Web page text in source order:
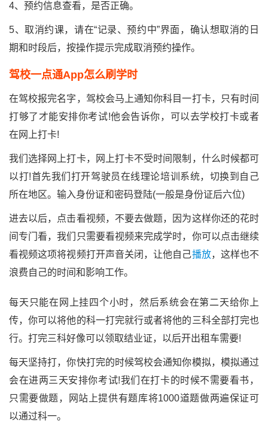
4、预约信息查看，是否正确。
5、取消约课，请在“记录、预约中”界面，确认想取消的日
期和时段后，按操作提示完成取消预约操作。
驾校一点通app怎么刷学时
在驾校报完名字，驾校会马上通知你科目一打卡，只有时间
打够了才能安排你考试!他会告诉你，可以去学校打卡或者
在网上打卡!
我们选择网上打卡，网上打卡不受时间限制，什么时候都可
以打!首先我们打开驾驶员在线理论培训系统，切换到自己
所在地区。输入身份证和密码登陆(一般是身份证后六位)
进去以后，点击看视频，不要去做题，因为这样你还的花时
间专门看，我们只需要看视频来完成学时，你可以点击继续
看视频这项将视频打开声音关闭，让他自己播放，这样也不
浪费自己的时间和影响工作。
每天只能在网上挂四个小时，然后系统会在第二天给你上
传，你可以将他的科一打完就行或者将他的三科全部打完也
行。打完三科好像可以领取结业证，以后开出租车需要!
每天坚持打，你快打完的时候驾校会通知你模拟，模拟通过
会在进两三天安排你考试!我们在打卡的时候不需要看书，
只需要做题，网站上提供有题库将1000道题做两遍保证可
以通过科一。